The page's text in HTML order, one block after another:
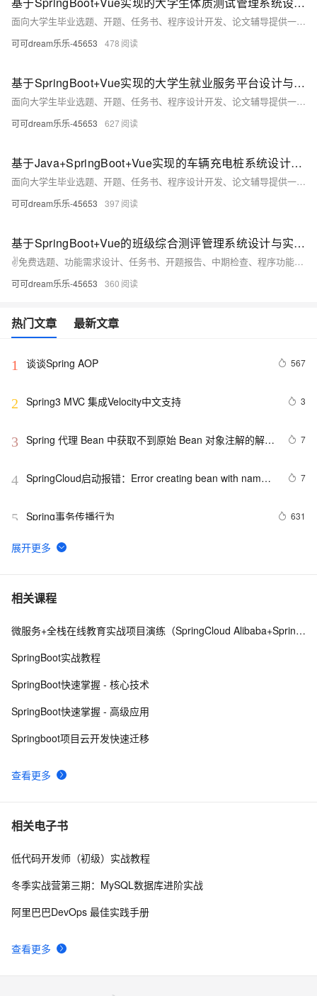
面向大学生毕业选题、开题、任务书、程序设计开发、论文辅导提供一站式服务。主要服务：程序设计开发、代码修改、成品部署、支持定制、论文辅导，助力毕设！
可可dream乐乐-45653 478
基于SpringBoot+Vue实现的大学生就业服务平台设计与实现（系统源码+文档+数据库+部署等）
面向大学生毕业选题、开题、任务书、程序设计开发、论文辅导提供一站式服务。主要服务：程序设计开发、代码修改、成品部署、支持定制、论文辅导，助力毕设！
可可dream乐乐-45653 627
基于Java+SpringBoot+Vue实现的车辆充电桩系统设计与实现（系统源码+文档+部署讲解等）
面向大学生毕业选题、开题、任务书、程序设计开发、论文辅导提供一站式服务。主要服务：程序设计开发、代码修改、成品部署、支持定制、论文辅导，助力毕设！
可可dream乐乐-45653 397
基于SpringBoot+Vue的班级综合测评管理系统设计与实现（系统源码+文档+数据库+部署等）
✌免费选题、功能需求设计、任务书、开题报告、中期检查、程序功能实现、论文辅导、论文降重、答辩PPT辅导、会议视频一对一讲解代码等✌
可可dream乐乐-45653 360
热门文章 最新文章
1 谈谈Spring AOP 567
2 Spring3 MVC 集成Velocity中文支持 3
3 Spring 代理 Bean 中获取不到原始 Bean 对象注解的解决
7
4 SpringCloud启动报错：Error creating bean with name
7
5 Spring事务传播行为 631
6 Spring(十一)之AOP
7 Spring整合JMS（三）——MessageConverter介绍
8 使用Spring Cloud Stream集成消息中间件 7
10对ORM的支持 之 8.4 集成JPA ——跟我学spring3
相关课程
查看更多
微服务+全栈在线教育实战项目演练（SpringCloud Alibaba+SpringBoot）
SpringBoot实战教程
SpringBoot快速掌握 - 核心技术
SpringBoot快速掌握 - 高级应用
Springboot项目云开发快速迁移
相关电子书
查看更多
低代码开发师（初级）实战教程
冬季实战营第三期：MySQL数据库进阶实战
阿里巴巴DevOps 最佳实践手册